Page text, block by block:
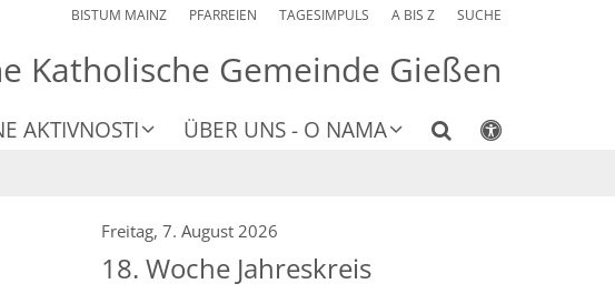
BISTUM MAINZ PFARREIEN TAGESIMPULS A BIS Z SUCHE
Katholische Gemeinde Gießen
AKTIVNOSTI ÜBER UNS - O NAMA
Freitag, 7. August 2026
18. Woche Jahreskreis